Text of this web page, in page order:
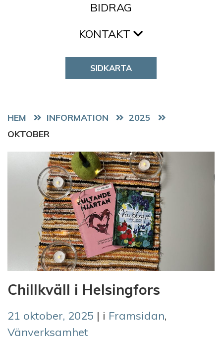
BIDRAG
KONTAKT
SIDKARTA
HEM
2025
OKTOBER
Chillkväll i Helsingfors
21 oktober, 2025 | i Framsidan,
Vänverksamhet